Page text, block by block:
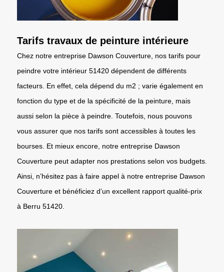
Tarifs travaux de peinture intérieure
Chez notre entreprise Dawson Couverture, nos tarifs pour
peindre votre intérieur 51420 dépendent de différents
facteurs. En effet, cela dépend du m2 ; varie également en
fonction du type et de la spécificité de la peinture, mais
aussi selon la pièce à peindre. Toutefois, nous pouvons
vous assurer que nos tarifs sont accessibles à toutes les
bourses. Et mieux encore, notre entreprise Dawson
Couverture peut adapter nos prestations selon vos budgets.
Ainsi, n’hésitez pas à faire appel à notre entreprise Dawson
Couverture et bénéficiez d’un excellent rapport qualité-prix
à Berru 51420.